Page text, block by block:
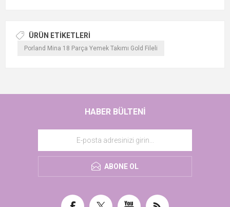
ÜRÜN ETIKETLERI
Porland Mina 18 Parça Yemek Takımı Gold Fileli
HABER BÜLTENI
ABONE OL